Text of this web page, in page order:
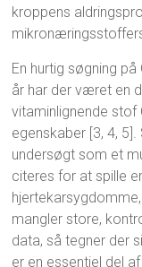
kroppens
En hurtig søgning
år har der været en
vitaminlignende stof
egenskaber [3, 4,
undersøgt som et
citeres for at spille
mangler store,
data, så tegner der
er en essentiel del